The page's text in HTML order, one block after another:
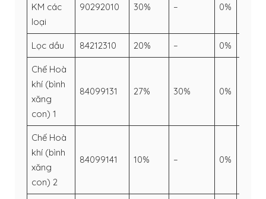
KM các
loại
90292010 30% – 0%
Lọc dầu 84212310 20% – 0%
Chế Hoà
khí (bình
xăng
con) 1
84099131 27% 30% 0%
Chế Hoà
khí (bình
xăng
con) 2
84099141 10% – 0%